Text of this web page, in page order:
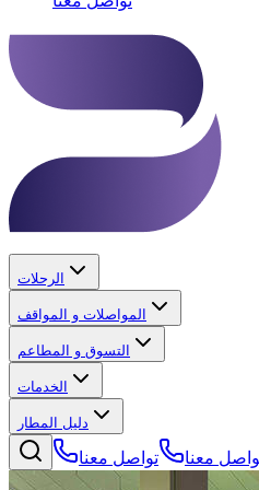
الرحلات
المواصلات و المواقف
التسوق و المطاعم
الخدمات
دليل المطار
معنا تواصل معنا